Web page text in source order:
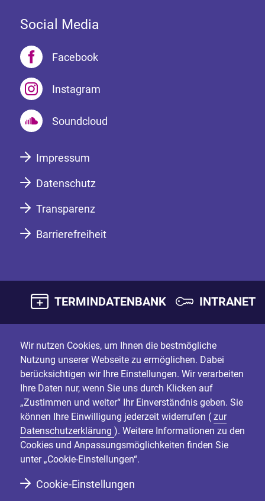
Social Media
Facebook
Instagram
Soundcloud
Impressum
Datenschutz
Transparenz
Barrierefreiheit
TERMINDATENBANK INTRANET
Wir nutzen Cookies, um Ihnen die bestmögliche
Nutzung unserer Webseite zu ermöglichen. Dabei
berücksichtigen wir Ihre Einstellungen. Wir verarbeiten
Ihre Daten nur, wenn Sie uns durch Klicken auf
„Zustimmen und weiter“ Ihr Einverständnis geben. Sie
können Ihre Einwilligung jederzeit widerrufen ( zur
Datenschutzerklärung ). Weitere Informationen zu den
Cookies und Anpassungsmöglichkeiten finden Sie
unter „Cookie-Einstellungen“.
Cookie-Einstellungen